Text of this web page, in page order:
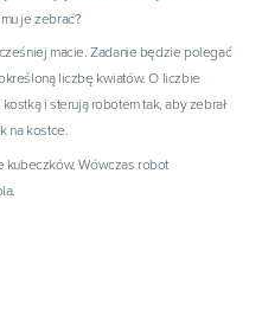
je zebrać?
macie. Zadanie będzie polegać
liczbę kwiatów. O liczbie
i sterują robotem tak, aby zebrał
na kostce.
kubeczków. Wówczas robot